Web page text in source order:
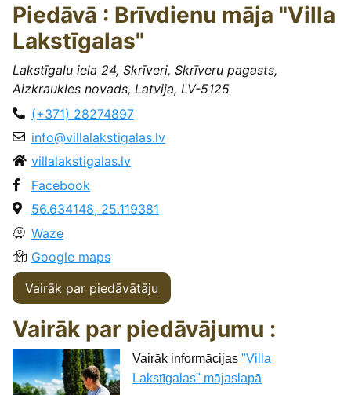
Piedāvā : Brīvdienu māja "Villa
Lakstīgalas"
Lakstīgalu iela 24, Skrīveri, Skrīveru pagasts,
Aizkraukles novads, Latvija, LV-5125
(+371) 28274897
info@villalakstigalas.lv
villalakstigalas.lv
Facebook
56.634148, 25.119381
Waze
Google maps
Vairāk par piedāvātāju
Vairāk par piedāvājumu :
Vairāk informācijas"Villa
Lakstīgalas" mājaslapā